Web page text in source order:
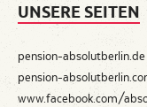
UNSERE SEITEN
pension-absolutberlin.de
pension-
www.facebook.com/